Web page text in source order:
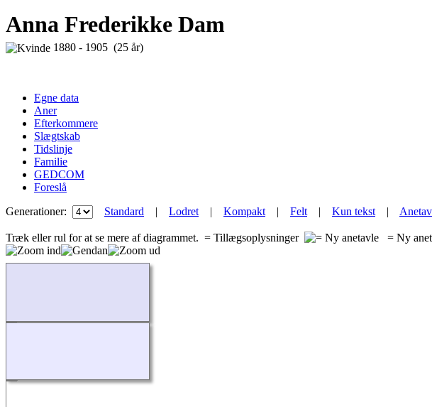
Anna Frederikke Dam
1880 - 1905 (25 år)
Egne data
Aner
Efterkommere
Slægtskab
Tidslinje
Familie
GEDCOM
Foreslå
Generationer:
Standard | Lodret| Kompakt| Felt| Kun tekst|
Træk eller rul for at se mere af diagrammet. = Tillægsoplysninger = Ny